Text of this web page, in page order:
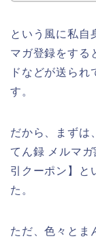
という風に私自
マガ登録をする
ドなどが送ら
す。
だから、まずは
てん録 メルマ
引クーポン】と
た。
ただ、色々とま